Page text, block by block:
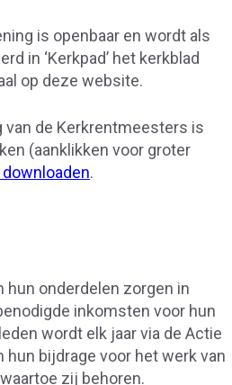
is openbaar en wordt als
in ‘Kerkpad’ het kerkblad
op deze website.
van de Kerkrentmeesters is
(aanklikken voor groter
downloaden.
hun onderdelen zorgen in
inkomsten voor hun
wordt elk jaar via de Actie
hun bijdrage voor het werk van
zij behoren.